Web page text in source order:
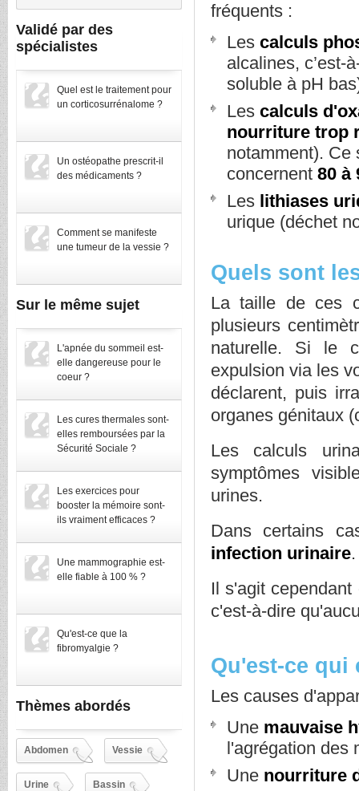
Validé par des
spécialistes
Quel est le traitement pour
un corticosurrénalome ?
Un ostéopathe prescrit-il
des médicaments ?
Comment se manifeste
une tumeur de la vessie ?
Sur le même sujet
L'apnée du sommeil est-
elle dangereuse pour le
coeur ?
Les cures thermales sont-
elles remboursées par la
Sécurité Sociale ?
Les exercices pour
booster la mémoire sont-
ils vraiment efficaces ?
Une mammographie est-
elle fiable à 100 % ?
Qu'est-ce que la
fibromyalgie ?
Thèmes abordés
Abdomen Vessie
Urine Bassin
fréquents :
Les calculs
alcalines, c’est-
soluble à pH
Les calculs
nourriture trop
notamment). Ce
concernent 80 à
Les lithiases
urique (déchet
Quels sont
La taille de ces
plusieurs
naturelle. Si le
expulsion via les
déclarent, puis
organes génitaux
Les calculs
symptômes
urines.
Dans certains
infection urinaire.
Il s'agit
c'est-à-dire
Qu'est-ce qui
Les causes
Une mauvaise
l'agrégation des
Une nourriture